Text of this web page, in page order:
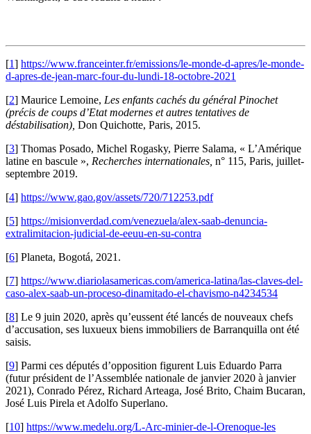
[1] https://www.franceinter.fr/emissions/le-monde-d-apres/le-monde-
d-apres-de-jean-marc-four-du-lundi-18-octobre-2021
[2] Maurice Lemoine, Les enfants cachés du général Pinochet
(précis de coups d’Etat modernes et autres tentatives de
déstabilisation), Don Quichotte, Paris, 2015.
[3] Thomas Posado, Michel Rogasky, Pierre Salama, « L’Amérique
latine en bascule », Recherches internationales, n° 115, Paris, juillet-
septembre 2019.
[4] https://www.gao.gov/assets/720/712253.pdf
[5] https://misionverdad.com/venezuela/alex-saab-denuncia-
extralimitacion-judicial-de-eeuu-en-su-contra
[6] Planeta, Bogotá, 2021.
[7] https://www.diariolasamericas.com/america-latina/las-claves-del-
caso-alex-saab-un-proceso-dinamitado-el-chavismo-n4234534
[8] Le 9 juin 2020, après qu’eussent été lancés de nouveaux chefs
d’accusation, ses luxueux biens immobiliers de Barranquilla ont été
saisis.
[9] Parmi ces députés d’opposition figurent Luis Eduardo Parra
(futur président de l’Assemblée nationale de janvier 2020 à janvier
2021), Conrado Pérez, Richard Arteaga, José Brito, Chaim Bucaran,
José Luis Pirela et Adolfo Superlano.
[10] https://www.medelu.org/L-Arc-minier-de-l-Orenoque-les